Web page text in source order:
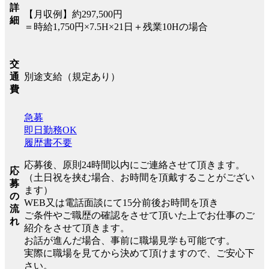
詳
細
【月収例】約297,500円
＝時給1,750円×7.5H×21日＋残業10Hの場合
交
通
費
別途支給（規定あり）
応
募
の
流
れ
急募
即日勤務OK
履歴書不要
応募後、原則24時間以内にご連絡させて頂きます。
（土日祝を挟む場合、お時間を頂戴することがござい
ます）
WEB又は電話面談にて15分前後お時間を頂き
ご条件やご職歴の確認をさせて頂いた上でお仕事のご
紹介をさせて頂きます。
お話が進んだ場合、事前に職場見学も可能です。
実際に職場を見てから決めて頂けますので、ご安心下
さい。